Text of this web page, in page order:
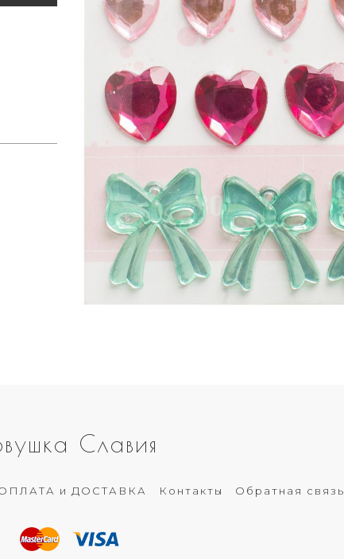
Славия
и ДОСТАВКА Контакты Обратная связь